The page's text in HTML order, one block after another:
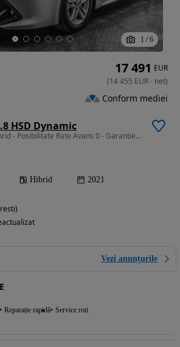
1 / 6
HSD Dynamic
1798 cm3 • 98 CP • Hybrid - Posibilitate Rate Avans 0 - Garantie 12 Luni - IMPECABILA
Hibrid 2021
Vezi anunțurile
Reparație rapidă Service roti
17 491 EUR
(14 455 EUR- net)
Conform mediei